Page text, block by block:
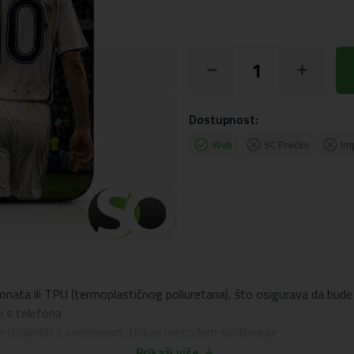
Dostupnost:
Web
ili TPU (termoplastičnog poliuretana), što osigurava da
s telefona